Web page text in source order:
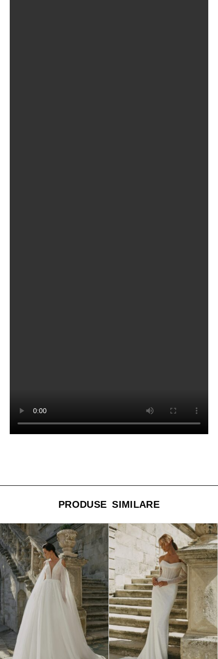
PRODUSE SIMILARE